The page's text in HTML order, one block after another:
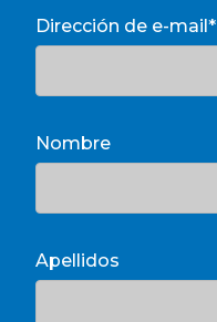
Dirección de e-mail*
Nombre
Apellidos